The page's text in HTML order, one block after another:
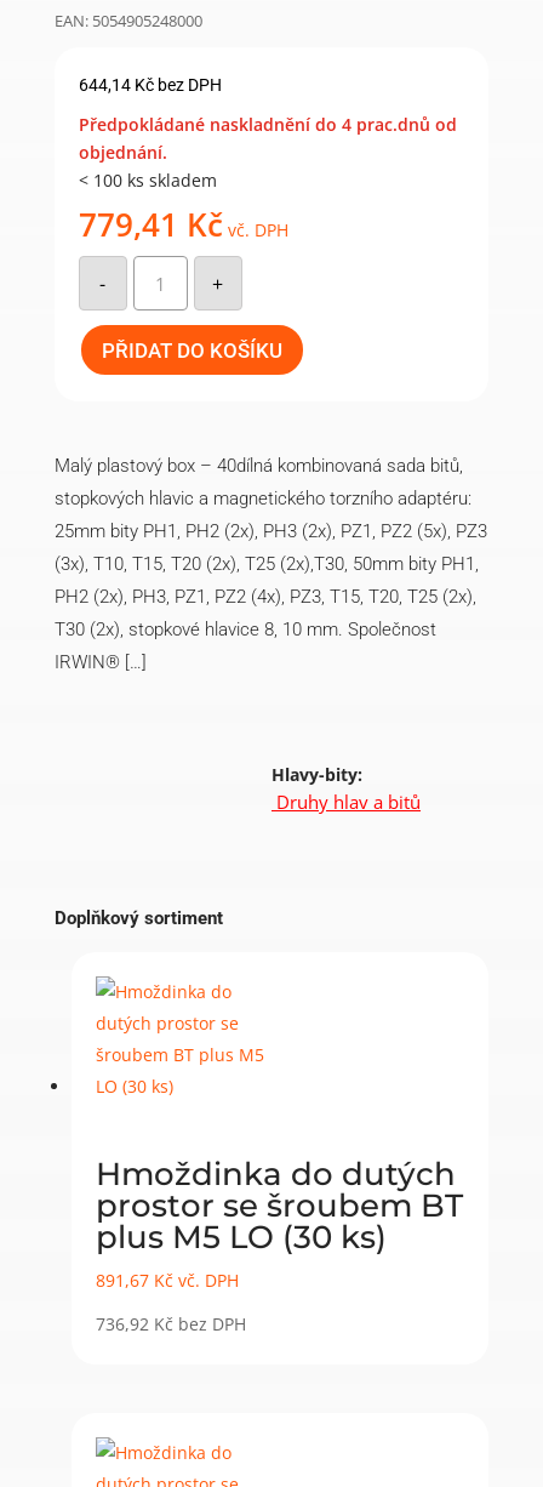
EAN: 5054905248000
644,14 Kč bez DPH
Předpokládané naskladnění do 4 prac.dnů od
objednání.
< 100 ks skladem
779,41 Kč vč. DPH
-
IRWIN
Bity
hlavice
PRO
sada
40
ks
+
PŘIDAT DO KOŠÍKU
Malý plastový box – 40dílná kombinovaná sada bitů,
stopkových hlavic a magnetického torzního adaptéru:
25mm bity PH1, PH2 (2x), PH3 (2x), PZ1, PZ2 (5x), PZ3
(3x), T10, T15, T20 (2x), T25 (2x),T30, 50mm bity PH1,
PH2 (2x), PH3, PZ1, PZ2 (4x), PZ3, T15, T20, T25 (2x),
T30 (2x), stopkové hlavice 8, 10 mm. Společnost
IRWIN® […]
Hlavy-bity:
Druhy hlav a bitů
Doplňkový sortiment
Hmoždinka do dutých
prostor se šroubem BT
plus M5 LO (30 ks)
891,67 Kč vč. DPH
736,92 Kč bez DPH